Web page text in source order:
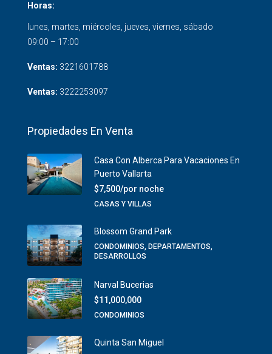
Horas:
lunes, martes, miércoles, jueves, viernes, sábado
09:00 – 17:00
Ventas: 3221601788
Ventas: 3222253097
Propiedades En Venta
Casa Con Alberca Para Vacaciones En
Puerto Vallarta
$7,500/por noche
CASAS Y VILLAS
Blossom Grand Park
CONDOMINIOS, DEPARTAMENTOS,
DESARROLLOS
Narval Bucerias
$11,000,000
CONDOMINIOS
Quinta San Miguel